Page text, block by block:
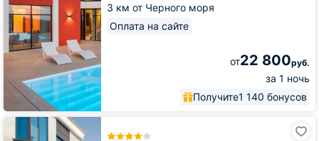
3 км от Черного моря
Оплата на сайте
от22 800руб.
за 1 ночь
Получите1 140 бонусов
Курортный
отель